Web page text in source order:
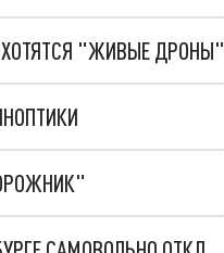
"ЖИВЫЕ ДРОНЫ"